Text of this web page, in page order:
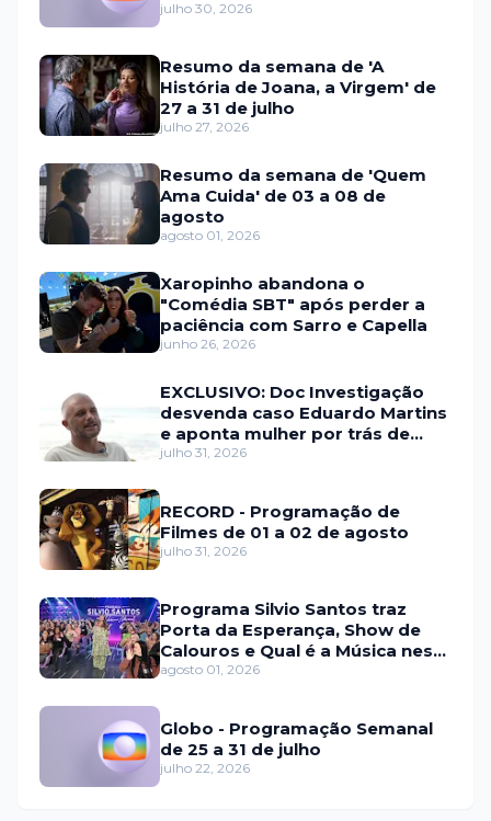
julho 30, 2026
Resumo da semana de 'A
História de Joana, a Virgem' de
27 a 31 de julho
julho 27, 2026
Resumo da semana de 'Quem
Ama Cuida' de 03 a 08 de
agosto
agosto 01, 2026
Xaropinho abandona o
"Comédia SBT" após perder a
paciência com Sarro e Capella
junho 26, 2026
EXCLUSIVO: Doc Investigação
desvenda caso Eduardo Martins
e aponta mulher por trás de
fraude internacional
julho 31, 2026
RECORD - Programação de
Filmes de 01 a 02 de agosto
julho 31, 2026
Programa Silvio Santos traz
Porta da Esperança, Show de
Calouros e Qual é a Música neste
domingo (2)
agosto 01, 2026
Globo - Programação Semanal
de 25 a 31 de julho
julho 22, 2026